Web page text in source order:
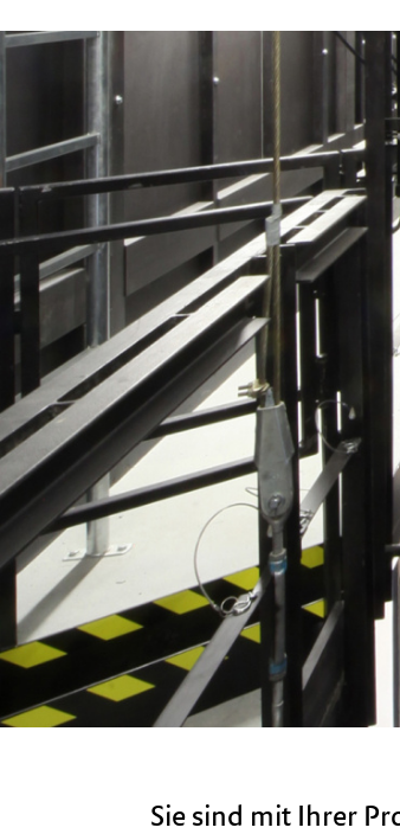
KARTEN
Theaterkasse
Abonnements
Abonnement-Preise
Abonnement-Bedingungen
Veranstaltungs-Pakete
Saalplan
Sie sind mit Ihrer